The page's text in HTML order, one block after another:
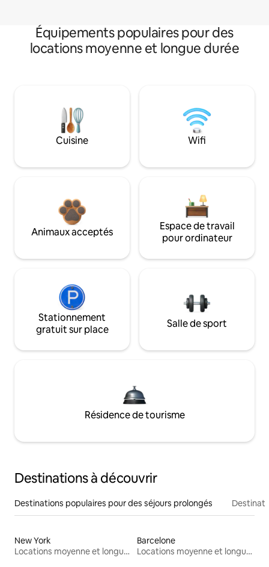
Équipements populaires pour des
locations moyenne et longue durée
Cuisine Wifi
Animaux acceptés
Espace de travail
pour ordinateur
Stationnement
gratuit sur place
Salle de sport
Résidence de tourisme
Destinations à découvrir
Destinations populaires pour des séjours prolongés
New York
Locations moyenne et longue durée
Barcelone
Locations moyenne et longue durée